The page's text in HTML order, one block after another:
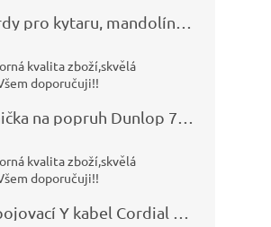
produktu je 5 z 5 hvězdiček.
kvalita zboží,skvělá
doporučuji!!
produktu je 5 z 5 hvězdiček.
kvalita zboží,skvělá
doporučuji!!